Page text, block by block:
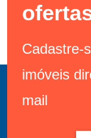
Cadastre-
imóveis
mail